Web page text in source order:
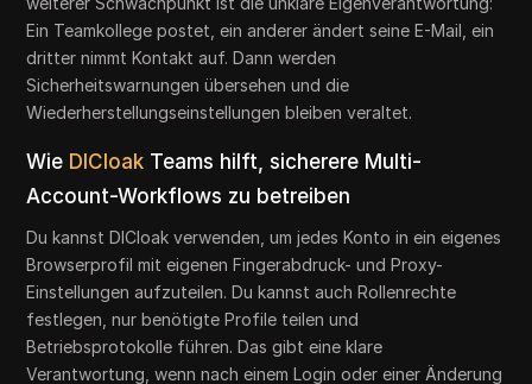
Ein Teamkollege postet, ein anderer ändert seine E-Mail, ein
dritter nimmt Kontakt auf. Dann werden
Sicherheitswarnungen übersehen und die
Wiederherstellungseinstellungen bleiben veraltet.
Wie DICloak Teams hilft, sicherere Multi-
Account-Workflows zu betreiben
Du kannst DICloak verwenden, um jedes Konto in ein eigenes
Browserprofil mit eigenen Fingerabdruck- und Proxy-
Einstellungen aufzuteilen. Du kannst auch Rollenrechte
festlegen, nur benötigte Profile teilen und
Betriebsprotokolle führen. Das gibt eine klare
Verantwortung, wenn nach einem Login oder einer Änderung